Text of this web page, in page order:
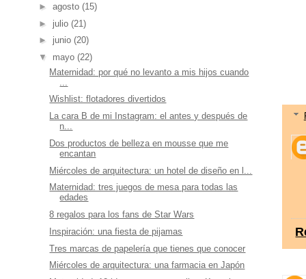
► agosto (15)
► julio (21)
► junio (20)
▼ mayo (22)
Maternidad: por qué no levanto a mis hijos cuando
Wishlist: flotadores divertidos
La cara B de mi Instagram: el antes y después de
n...
Dos productos de belleza en mousse que me
encantan
Miércoles de arquitectura: un hotel de diseño en l...
Maternidad: tres juegos de mesa para todas las
edades
8 regalos para los fans de Star Wars
Inspiración: una fiesta de pijamas
Tres marcas de papelería que tienes que conocer
Miércoles de arquitectura: una farmacia en Japón